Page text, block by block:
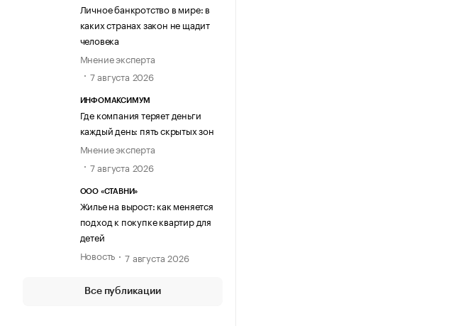
Личное банкротство в мире: в
каких странах закон не щадит
человека
Мнение эксперта
7 августа 2026
ИНФОМАКСИМУМ
Где компания теряет деньги
каждый день: пять скрытых зон
Мнение эксперта
7 августа 2026
ООО «СТАВНИ»
Жилье на вырост: как меняется
подход к покупке квартир для
детей
Новость
7 августа 2026
Все публикации